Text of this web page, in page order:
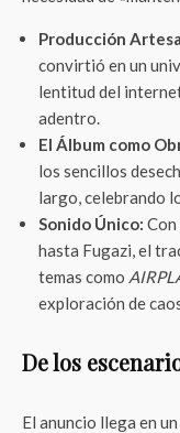
Producción
convirtió en un
lentitud del
adentro.
El Álbum como
los sencillos
largo, celebrando
Sonido Único: Con
hasta Fugazi, el
temas como
exploración de
De los
El anuncio llega en